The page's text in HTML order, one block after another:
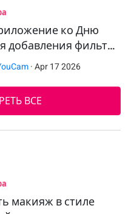
ко Дню
добавления фильт…
·Apr 17 2026
ВСЕ
макияж в стиле